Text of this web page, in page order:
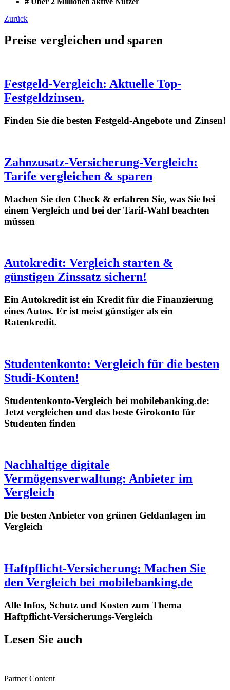
Zurück
Preise vergleichen und sparen
Festgeld-Vergleich: Aktuelle Top-
Festgeldzinsen.
Finden Sie die besten Festgeld-Angebote und Zinsen!
Zahnzusatz-Versicherung-Vergleich:
Tarife vergleichen & sparen
Machen Sie den Check & erfahren Sie, was Sie bei
einem Vergleich und bei der Tarif-Wahl beachten
müssen
Autokredit: Vergleich starten &
günstigen Zinssatz sichern!
Ein Autokredit ist ein Kredit für die Finanzierung
eines Autos. Er ist meist günstiger als ein
Ratenkredit.
Studentenkonto: Vergleich für die besten
Studi-Konten!
Studentenkonto-Vergleich bei mobilebanking.de:
Jetzt vergleichen und das beste Girokonto für
Studenten finden
Nachhaltige digitale
Vermögensverwaltung: Anbieter im
Vergleich
Die besten Anbieter von grünen Geldanlagen im
Vergleich
Haftpflicht-Versicherung: Machen Sie
den Vergleich bei mobilebanking.de
Alle Infos, Schutz und Kosten zum Thema
Haftpflicht-Versicherungs-Vergleich
Lesen Sie auch
Partner Content